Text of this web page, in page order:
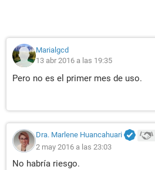
Marialgcd
13 abr 2016 a las 19:35
Pero no es el primer mes de uso.
Dra. Marlene Huancahuari
2 may 2016 a las 23:03
No habría riesgo.